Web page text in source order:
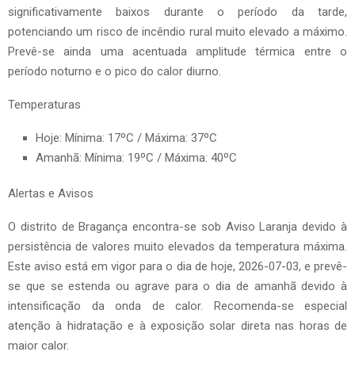
significativamente baixos durante o período da tarde,
potenciando um risco de incêndio rural muito elevado a máximo.
Prevê-se ainda uma acentuada amplitude térmica entre o
período noturno e o pico do calor diurno.
Temperaturas
Hoje: Mínima: 17ºC / Máxima: 37ºC
Amanhã: Mínima: 19ºC / Máxima: 40ºC
Alertas e Avisos
O distrito de Bragança encontra-se sob Aviso Laranja devido à
persistência de valores muito elevados da temperatura máxima.
Este aviso está em vigor para o dia de hoje, 2026-07-03, e prevê-
se que se estenda ou agrave para o dia de amanhã devido à
intensificação da onda de calor. Recomenda-se especial
atenção à hidratação e à exposição solar direta nas horas de
maior calor.